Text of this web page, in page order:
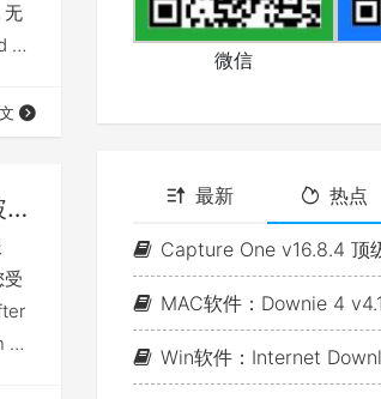
无
的
版
Win软件：Adobe CC 2019_多语言_一键安装破解版(12月8日更新)
微信
最新 热点
Capture One v16.8.4 顶级图像照
MAC软件：Downie 4 v4.12.11
Win软件：Internet Download Manager 6.43 Build 7 - 网络资